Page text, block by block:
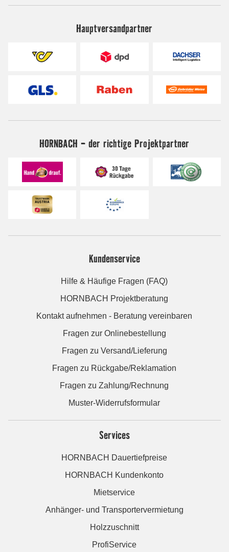
Hauptversandpartner
HORNBACH - der richtige Projektpartner
Kundenservice
Hilfe & Häufige Fragen (FAQ)
HORNBACH Projektberatung
Kontakt aufnehmen - Beratung vereinbaren
Fragen zur Onlinebestellung
Fragen zu Versand/Lieferung
Fragen zu Rückgabe/Reklamation
Fragen zu Zahlung/Rechnung
Muster-Widerrufsformular
Services
HORNBACH Dauertiefpreise
HORNBACH Kundenkonto
Mietservice
Anhänger- und Transportervermietung
Holzzuschnitt
ProfiService